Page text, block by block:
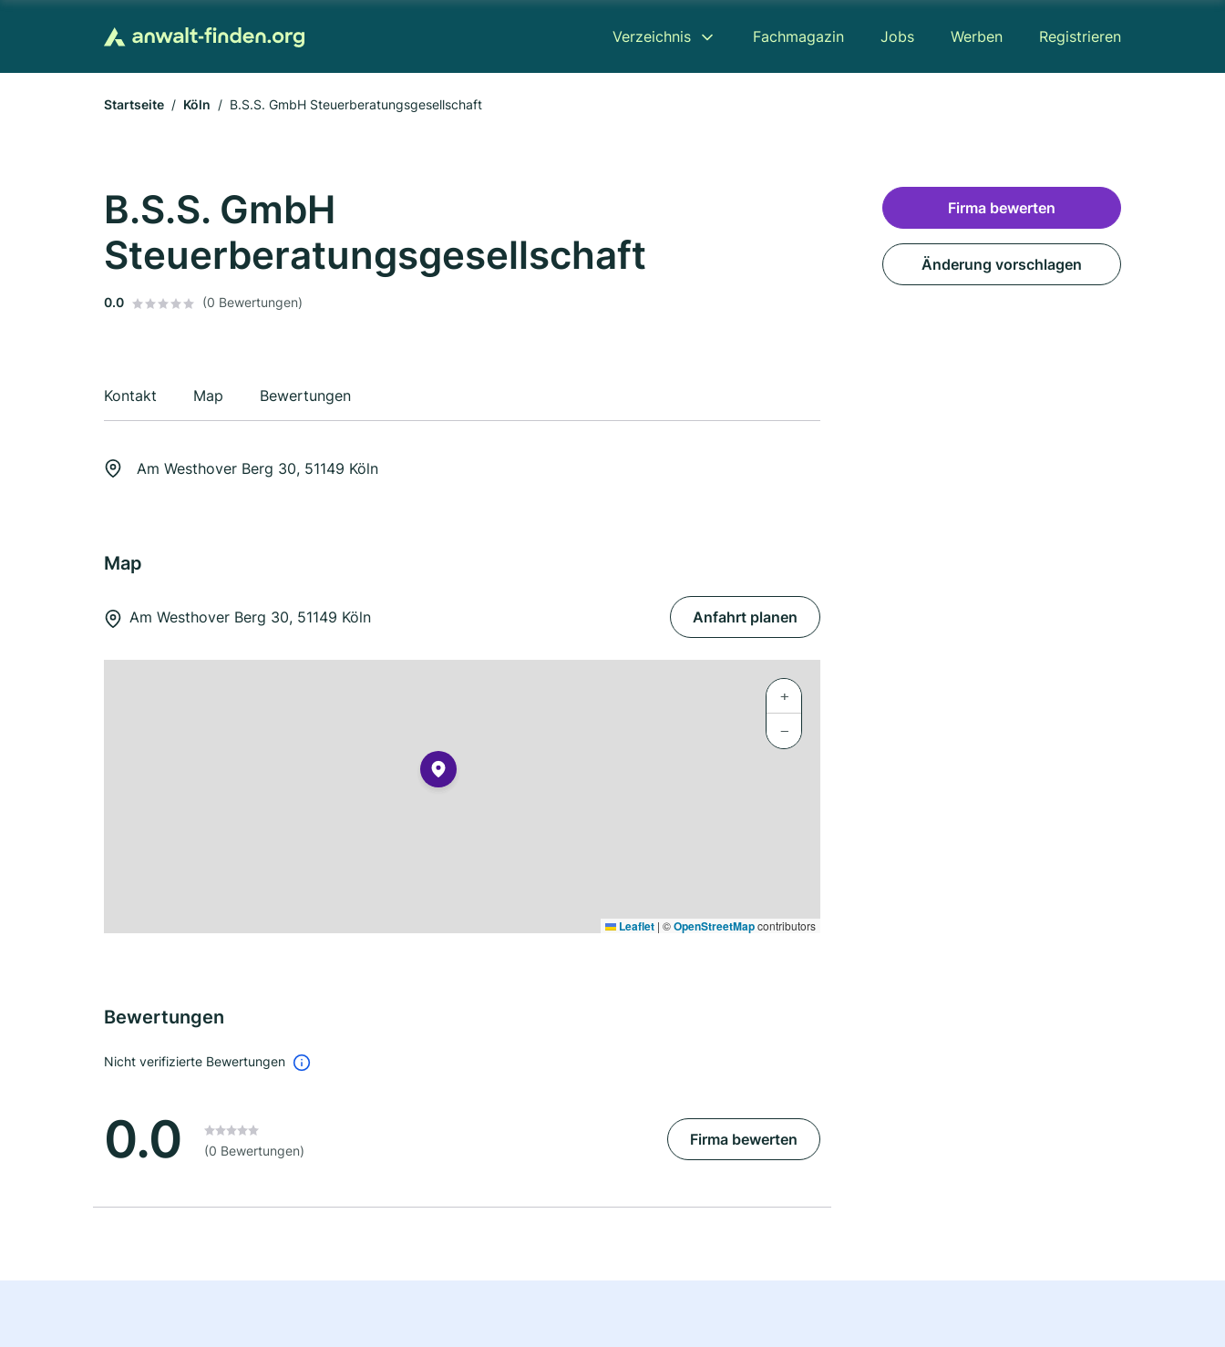
Verzeichnis Fachmagazin Jobs Werben Registrieren
Startseite Köln B.S.S. GmbH Steuerberatungsgesellschaft
B.S.S. GmbH
Steuerberatungsgesellschaft
0.0 (0 Bewertungen)
Kontakt Map Bewertungen
Am Westhover Berg 30, 51149 Köln
Map
Am Westhover Berg 30, 51149 Köln Anfahrt planen
+
−
Leaflet | ©OpenStreetMapcontributors
Bewertungen
Nicht verifizierte Bewertungen
0.0 (0 Bewertungen)
Firma bewerten
Firma bewerten
Änderung vorschlagen